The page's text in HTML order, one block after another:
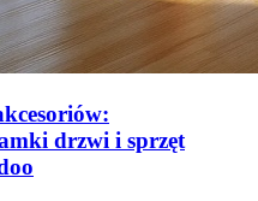
drzwi i sprzęt